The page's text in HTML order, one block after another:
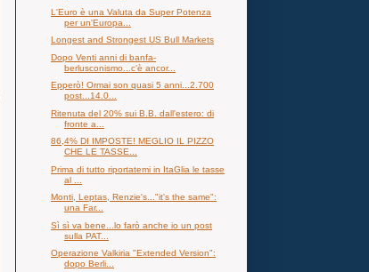
L'Euro è una Valuta da Super Potenza
per un'Europa...
Longest and Strongest US Bull Markets
Dopo Venti anni di banfa-
berlusconismo...c'è ancor...
Epperò! Ormai son quasi 5 anni...2.700
post...14.0...
Ritenuta del 20% sui B.B. dall'estero: di
fronte a...
86,4% DI IMPOSTE! MEGLIO IL PIZZO
CHE LE TASSE...
Prima di tutto riportatemi in ItaGlia le tasse
al ...
Monti, Leptas, Renzie's..."it's the same":
una Far...
Sì sì va bene...lo farò anche io un post
sulla PAT...
Operazione Valkiria "Extended Version":
dopo Berli...